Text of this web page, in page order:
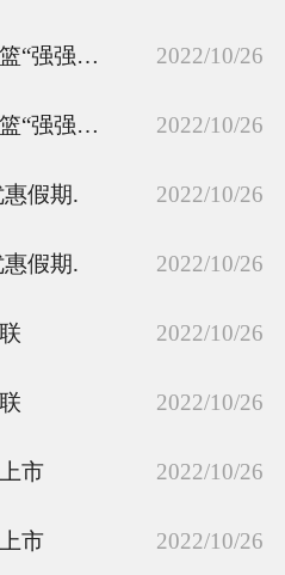
百岁山赞助塞尔维亚男篮“强强联合” 2022/10/26
百岁山赞助塞尔维亚男篮“强强联合” 2022/10/26
假期. 2022/10/26
假期. 2022/10/26
2022/10/26
2022/10/26
市 2022/10/26
市 2022/10/26